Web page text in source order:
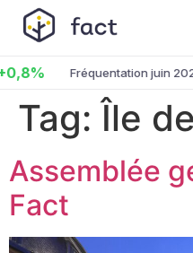
Fréquentation juin
Tag:Île
Assemblée
Fact